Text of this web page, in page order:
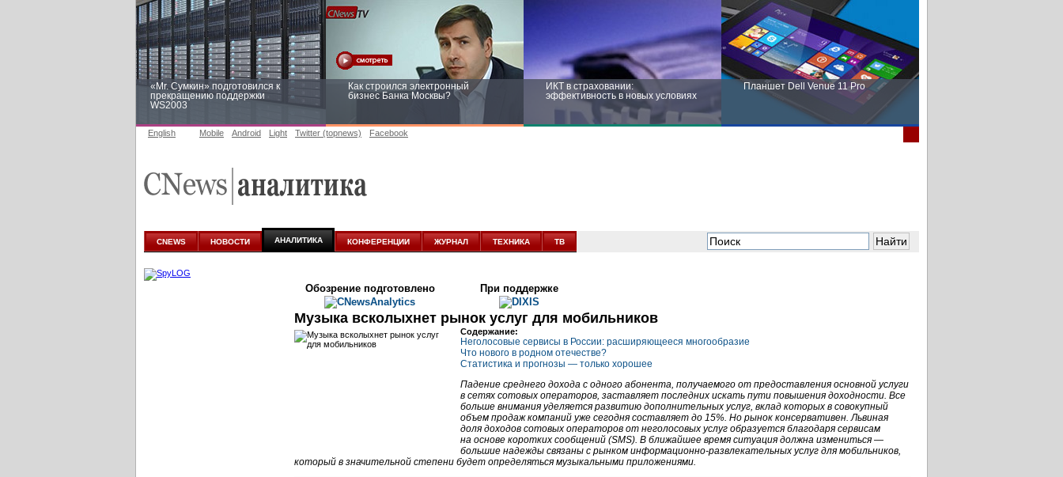
«Mr. Сумкин» подготовился к
прекращению поддержки
WS2003
Как строился электронный
бизнес Банка Москвы?
ИКТ в страховании:
эффективность в новых условиях
Планшет Dell Venue 11 Pro
аналитике
новых условиях
English Mobile Android Light Twitter (topnews) Facebook
CNEWS НОВОСТИ АНАЛИТИКА КОНФЕРЕНЦИИ ЖУРНАЛ ТЕХНИКА ТВ
Обозрение подготовлено При поддержке
Музыка всколыхнет рынок услуг для мобильников
Содержание:
Неголосовые сервисы в России: расширяющееся многообразие
Что нового в родном отечестве?
Статистика и прогнозы — только хорошее
Падение среднего дохода с одного абонента, получаемого от предоставления основной услуги
в сетях сотовых операторов, заставляет последних искать пути повышения доходности. Все
больше внимания уделяется развитию дополнительных услуг, вклад которых в совокупный
объем продаж компаний уже сегодня составляет до 15%. Но рынок консервативен. Львиная
доля доходов сотовых операторов от неголосовых услуг образуется благодаря сервисам
на основе коротких сообщений (SMS). В ближайшее время ситуация должна измениться —
большие надежды связаны с рынком информационно-развлекательных услуг для мобильников,
который в значительной степени будет определяться музыкальными приложениями.